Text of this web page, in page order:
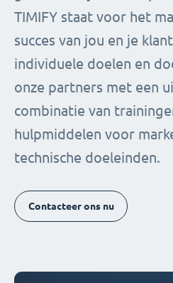
TIMIFY staat voor het
succes van jou en je
individuele doelen en
onze partners met een
combinatie van
hulpmiddelen voor
technische doeleinden.
Contacteer ons nu